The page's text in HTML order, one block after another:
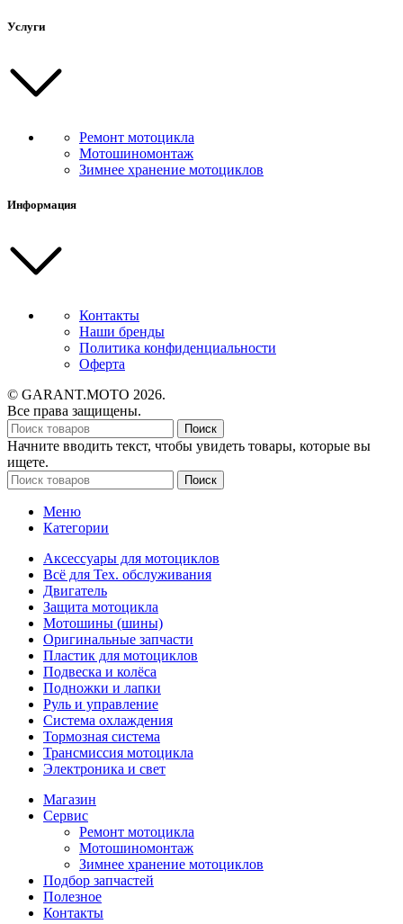
Услуги
Ремонт мотоцикла
Мотошиномонтаж
Зимнее хранение мотоциклов
Информация
Контакты
Наши бренды
Политика конфиденциальности
Оферта
© GARANT.MOTO 2026.
Все права защищены.
Поиск
Начните вводить текст, чтобы увидеть товары, которые вы
ищете.
Поиск
Меню
Категории
Аксессуары для мотоциклов
Всё для Тех. обслуживания
Двигатель
Защита мотоцикла
Мотошины (шины)
Оригинальные запчасти
Пластик для мотоциклов
Подвеска и колёса
Подножки и лапки
Руль и управление
Система охлаждения
Тормозная система
Трансмиссия мотоцикла
Электроника и свет
Магазин
Сервис
Ремонт мотоцикла
Мотошиномонтаж
Зимнее хранение мотоциклов
Подбор запчастей
Полезное
Контакты